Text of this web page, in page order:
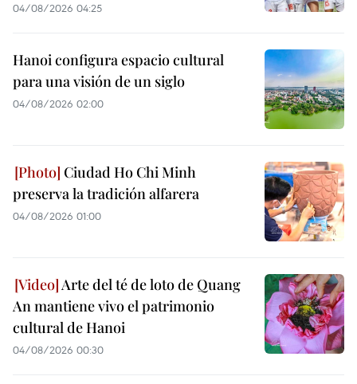
04/08/2026 04:25
Hanoi configura espacio cultural
para una visión de un siglo
04/08/2026 02:00
Ciudad Ho Chi Minh
preserva la tradición alfarera
04/08/2026 01:00
Arte del té de loto de Quang
An mantiene vivo el patrimonio
cultural de Hanoi
04/08/2026 00:30